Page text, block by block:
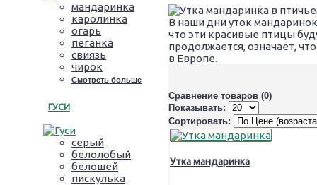
мандаринка
каролинка
огарь
пеганка
свиязь
чирок
Смотреть больше
ГУСИ
серый
белолобый
белошей
пискулька
В наши дни уток
что эти красивые птицы
продолжается, означает,
в Европе.
Сравнение товаров (0)
Показывать:
Сортировать:
Утка мандаринка